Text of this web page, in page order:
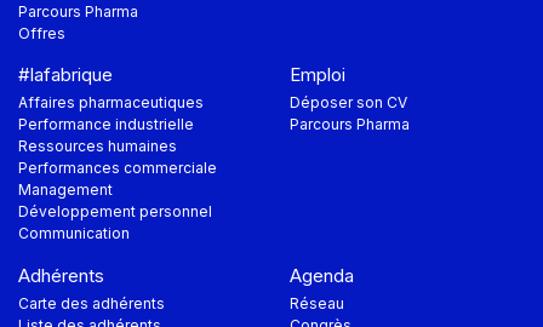
Parcours Pharma
Offres
#lafabrique
Affaires pharmaceutiques
Performance industrielle
Ressources humaines
Performances commerciale
Management
Développement personnel
Communication
Emploi
Déposer son CV
Parcours Pharma
Adhérents
Carte des adhérents
Agenda
Réseau